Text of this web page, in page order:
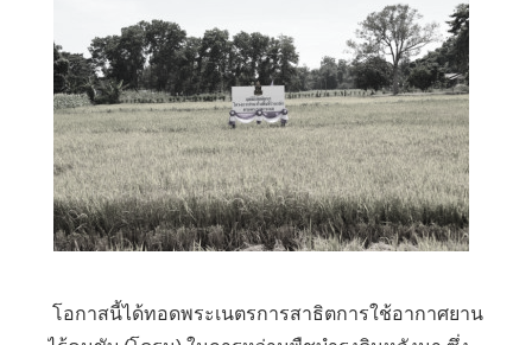
โอกาสนี้ได้ทอดพระเนตรการสาธิตการใช้อากาศยาน